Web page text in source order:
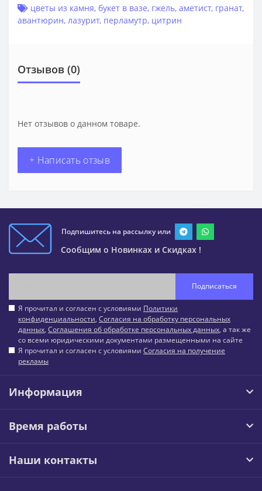
цветы из камня, букет в вазе, гжель, аметист, гранат,
авантюрин, лазурит, перламутр, цитрин
Отзывов (0)
Нет отзывов о данном товаре.
+ Написать отзыв
Подпишитесь на рассылку или
Сообщим о Новинках и Скидках !
Подписаться
Я прочитал и согласен с условиями Политики
конфиденциальности, Согласия на обработку персональных
данных, Соглашения об обработке персональных данных, а так же
со всеми юридическими документами размещенными на сайте
Я прочитал и согласен с условиями Согласия на получение
рекламы
Информация
Время работы
Наши контакты